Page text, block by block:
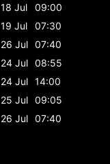
18 Jul
09:00
19 Jul
07:30
26 Jul 07:40
24 Jul 08:55
24 Jul 14:00
25 Jul 09:05
26 Jul 07:40